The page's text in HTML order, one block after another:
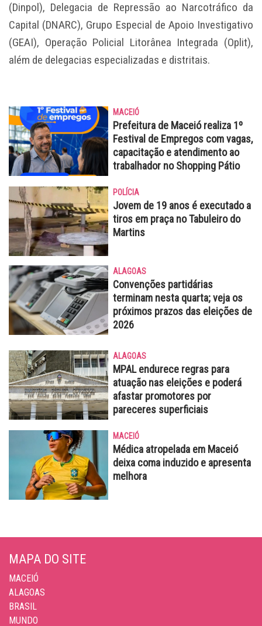
(Dinpol), Delegacia de Repressão ao Narcotráfico da
Capital (DNARC), Grupo Especial de Apoio Investigativo
(GEAI), Operação Policial Litorânea Integrada (Oplit),
além de delegacias especializadas e distritais.
MACEIÓ
Prefeitura de Maceió realiza 1º
Festival de Empregos com vagas,
capacitação e atendimento ao
trabalhador no Shopping Pátio
POLÍCIA
Jovem de 19 anos é executado a
tiros em praça no Tabuleiro do
Martins
ALAGOAS
Convenções partidárias
terminam nesta quarta; veja os
próximos prazos das eleições de
2026
ALAGOAS
MPAL endurece regras para
atuação nas eleições e poderá
afastar promotores por
pareceres superficiais
MACEIÓ
Médica atropelada em Maceió
deixa coma induzido e apresenta
melhora
MAPA DO SITE
MACEIÓ
ALAGOAS
BRASIL
MUNDO